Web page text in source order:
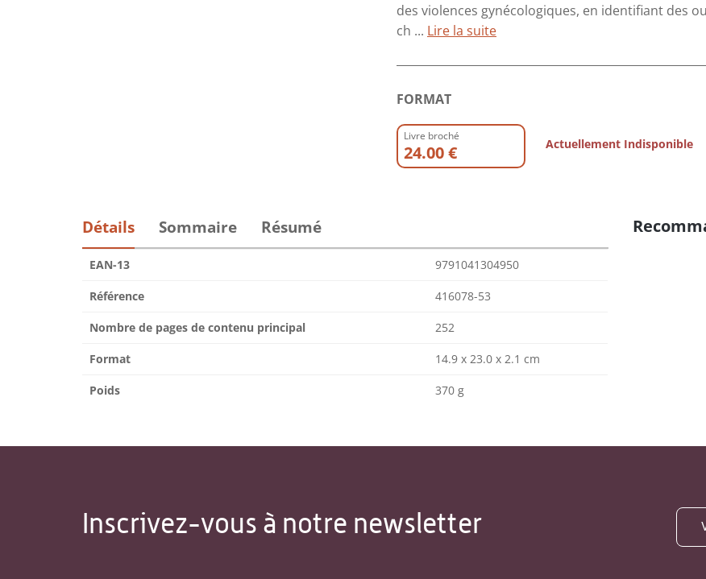
des violences gynécologiques, en identifiant des
ch ... Lire la suite
FORMAT
Livre broché
24.00 € Actuellement Indisponible
Détails Sommaire Résumé
EAN-13 9791041304950
Référence 416078-53
Nombre de pages de contenu principal 252
Format 14.9 x 23.0 x 2.1 cm
Poids 370 g
Inscrivez-vous à notre newsletter